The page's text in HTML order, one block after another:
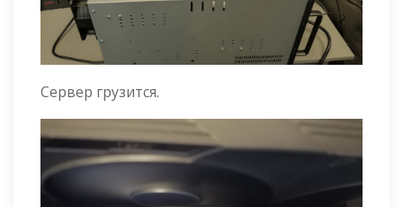
Сервер грузится.